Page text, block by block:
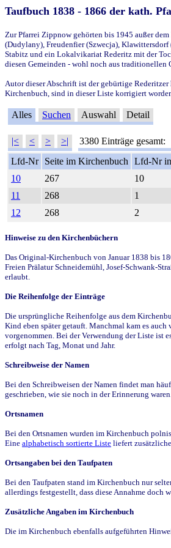
Taufbuch 1838 - 1866 der kath.
Zur Pfarrei Zippnow gehörten bis 1945 außer
(Dudylany), Freudenfier (Szwecja),
Stabitz und ein Lokalvikariat Rederitz mit der
diesen Gemeinden - wohl noch aus traditionellen
Autor dieser Abschrift ist der gebürtige Rederitzer
Kirchenbuch, sind in dieser Liste korrigiert
Alles Suchen Auswahl Detail
|< < > >| 3380 Einträge gesamt:
Lfd-Nr
Seite im Kirchenbuch Lfd-Nr
10
267 10
11
268 1
12
268 2
Hinweise zu den Kirchenbüchern
Das Original-Kirchenbuch von Januar 1838 bis
Freien Prälatur Schneidemühl, Josef-Schwank-
erlaubt.
Die Reihenfolge der Einträge
Die ursprüngliche Reihenfolge aus dem
Kind eben später getauft. Manchmal kam es
vorgenommen. Bei der Verwendung der Liste ist
erfolgt nach Tag, Monat und Jahr.
Schreibweise der Namen
Bei den Schreibweisen der Namen findet man
geschrieben, wie sie noch in der Erinnerung
Ortsnamen
Bei den Ortsnamen wurden im Kirchenbuch
Eine alphabetisch sortierte Liste liefert
Ortsangaben bei den Taufpaten
Bei den Taufpaten stand im Kirchenbuch nur
allerdings festgestellt, dass diese Annahme doch
Zusätzliche Angaben im Kirchenbuch
Die im Kirchenbuch ebenfalls aufgeführten